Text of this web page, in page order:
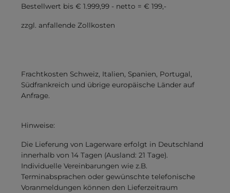
Bestellwert bis € 1.999,99 - netto = € 199,-
zzgl. anfallende Zollkosten
Frachtkosten Schweiz, Italien, Spanien, Portugal,
Südfrankreich und übrige europäische Länder auf
Anfrage.
Hinweise:
Die Lieferung von Lagerware erfolgt in Deutschland
innerhalb von 14 Tagen (Ausland: 21 Tage).
Individuelle Vereinbarungen wie z.B.
Terminabsprachen oder gewünschte telefonische
Voranmeldungen können den Lieferzeitraum